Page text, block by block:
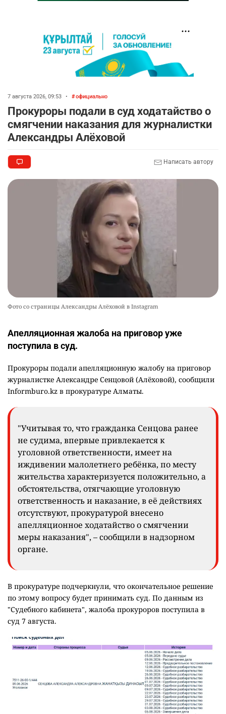
7 августа 2026, 09:53 • официально
Прокуроры подали в суд ходатайство о
смягчении наказания для журналистки
Александры Алёховой
Написать автору
Фото со страницы Александры Алёховой в Instagram
Апелляционная жалоба на приговор уже
поступила в суд.
Прокуроры подали апелляционную жалобу на приговор
журналистке Александре Сенцовой (Алёховой), сообщили
Informburo.kz в прокуратуре Алматы.
"Учитывая то, что гражданка Сенцова ранее
не судима, впервые привлекается к
уголовной ответственности, имеет на
иждивении малолетнего ребёнка, по месту
жительства характеризуется положительно, а
обстоятельства, отягчающие уголовную
ответственность и наказание, в её действиях
отсутствуют, прокуратурой внесено
апелляционное ходатайство о смягчении
меры наказания", – сообщили в надзорном
органе.
В прокуратуре подчеркнули, что окончательное решение
по этому вопросу будет принимать суд. По данным из
"Судебного кабинета", жалоба прокуроров поступила в
суд 7 августа.